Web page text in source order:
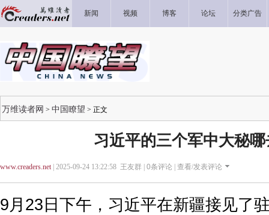
新闻 视频 博客 论坛 分类广告
万维读者网 > 中国瞭望 > 正文
习近平的三个军中大秘
www.creaders.net| 2025-09-24 13:22:58 王友群 | 0条评论 | 查看/发表评论
9月23日下午，习近平在新疆接见了